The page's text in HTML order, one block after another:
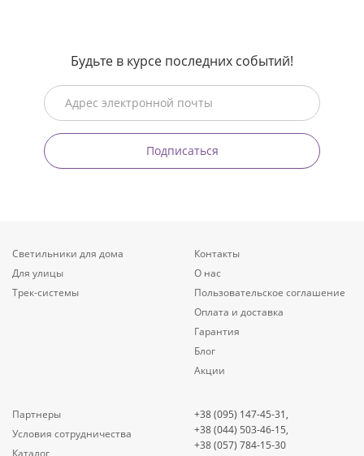
Будьте в курсе последних событий!
Подписаться
Светильники для дома
Для улицы
Трек-системы
Контакты
О нас
Пользовательское соглашение
Оплата и доставка
Гарантия
Блог
Акции
Партнеры
Условия сотрудничества
Каталог
+38 (095) 147-45-31,
+38 (044) 503-46-15,
+38 (057) 784-15-30